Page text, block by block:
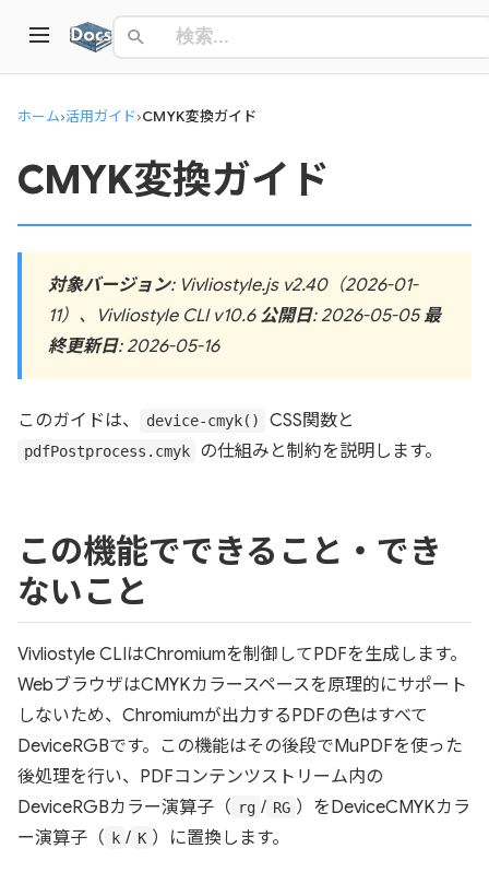
ホーム›活用ガイド›CMYK変換ガイド
CMYK変換ガイド
対象バージョン: Vivliostyle.js v2.40（2026-01-
11）、Vivliostyle CLI v10.6 公開日: 2026-05-05最
終更新日: 2026-05-16
このガイドは、 device-cmyk() CSS関数と
pdfPostprocess.cmyk の仕組みと制約を説明します。
この機能でできること・でき
ないこと
Vivliostyle CLIはChromiumを制御してPDFを生成します。
WebブラウザはCMYKカラースペースを原理的にサポート
しないため、Chromiumが出力するPDFの色はすべて
DeviceRGBです。この機能はその後段でMuPDFを使った
後処理を行い、PDFコンテンツストリーム内の
DeviceRGBカラー演算子（ rg / RG ）をDeviceCMYKカラ
ー演算子（ k / K ）に置換します。